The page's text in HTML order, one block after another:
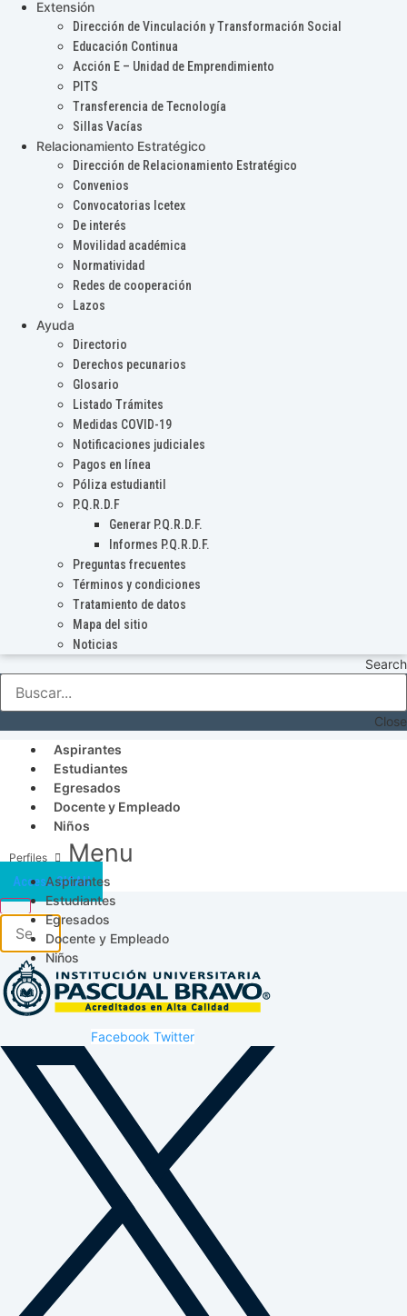
Extensión
Dirección de Vinculación y Transformación Social
Educación Continua
Acción E – Unidad de Emprendimiento
PITS
Transferencia de Tecnología
Sillas Vacías
Relacionamiento Estratégico
Dirección de Relacionamiento Estratégico
Convenios
Convocatorias Icetex
De interés
Movilidad académica
Normatividad
Redes de cooperación
Lazos
Ayuda
Directorio
Derechos pecunarios
Glosario
Listado Trámites
Medidas COVID-19
Notificaciones judiciales
Pagos en línea
Póliza estudiantil
P.Q.R.D.F
Generar P.Q.R.D.F.
Informes P.Q.R.D.F.
Preguntas frecuentes
Términos y condiciones
Tratamiento de datos
Mapa del sitio
Noticias
Search
Close
Aspirantes
Estudiantes
Egresados
Docente y Empleado
Niños
Menu
Aspirantes
Estudiantes
Egresados
Docente y Empleado
Niños
Acceso SICAU
Facebook Twitter